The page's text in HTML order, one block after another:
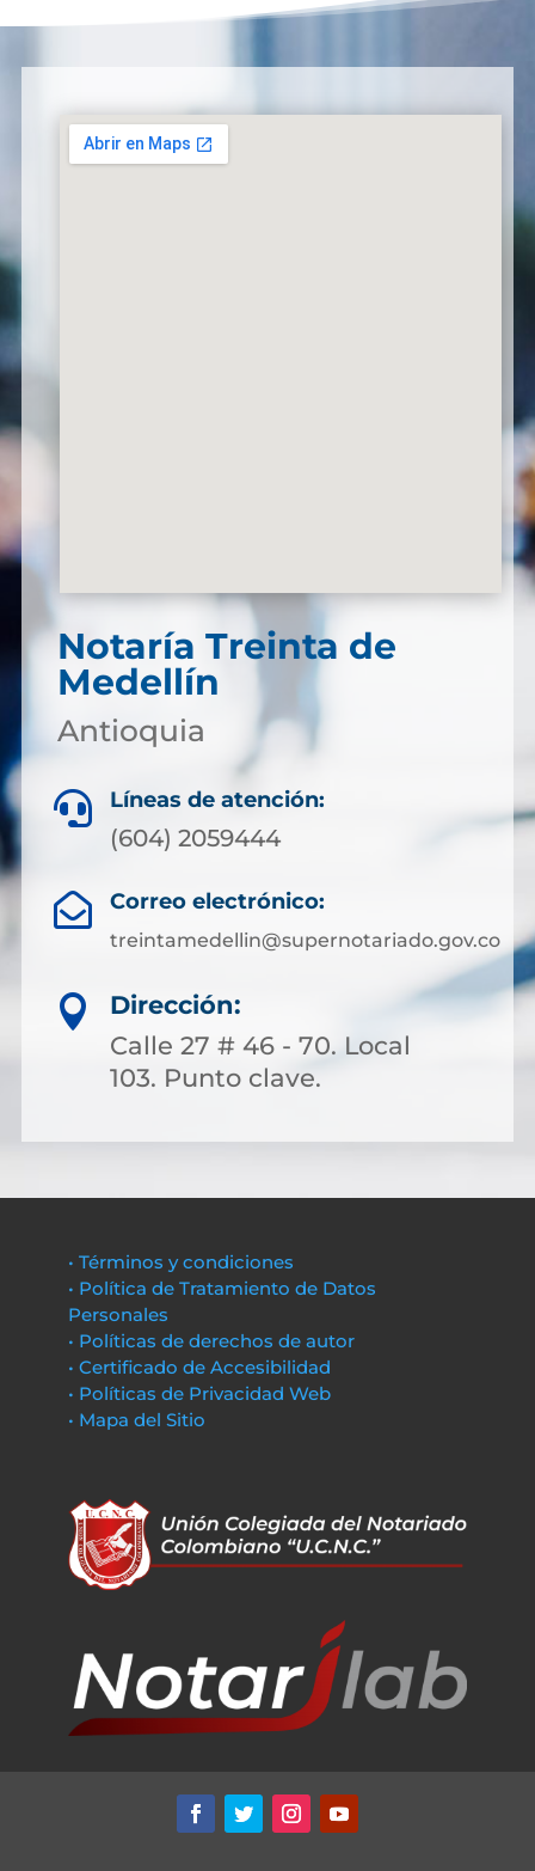
Notaría Treinta de
Medellín
Antioquia
 Líneas de atención:
(604) 2059444
 Correo electrónico:
treintamedellin@supernotariado.gov.co

Dirección:
Calle 27 # 46 - 70. Local
103. Punto clave.
• Términos y condiciones
• Política de Tratamiento de Datos
Personales
• Políticas de derechos de autor
• Certificado de Accesibilidad
• Políticas de Privacidad Web
• Mapa del Sitio